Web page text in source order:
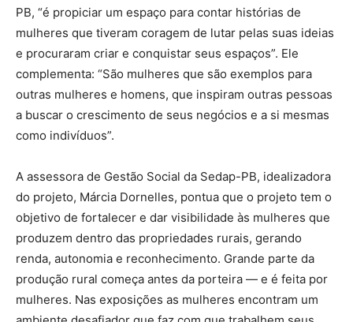
PB, “é propiciar um espaço para contar histórias de
mulheres que tiveram coragem de lutar pelas suas ideias
e procuraram criar e conquistar seus espaços”. Ele
complementa: “São mulheres que são exemplos para
outras mulheres e homens, que inspiram outras pessoas
a buscar o crescimento de seus negócios e a si mesmas
como indivíduos”.
A assessora de Gestão Social da Sedap-PB, idealizadora
do projeto, Márcia Dornelles, pontua que o projeto tem o
objetivo de fortalecer e dar visibilidade às mulheres que
produzem dentro das propriedades rurais, gerando
renda, autonomia e reconhecimento. Grande parte da
produção rural começa antes da porteira — e é feita por
mulheres. Nas exposições as mulheres encontram um